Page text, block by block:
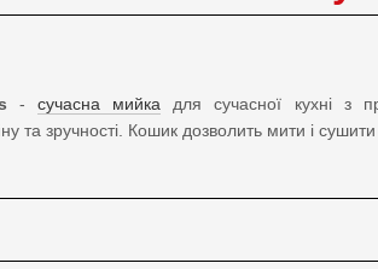
-сучасна мийка для сучасної кухні з
та зручності. Кошик дозволить мити і